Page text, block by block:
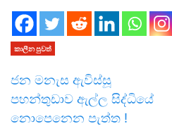
කාලීන පුවත්
ජන මනැස ඇවිස්සූ
පහන්තුඩාව ඇල්ල සිද්ධියේ
නොපෙනෙන පැත්ත !